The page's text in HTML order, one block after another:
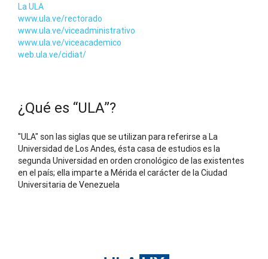
La ULA
www.ula.ve/rectorado
www.ula.ve/viceadministrativo
www.ula.ve/viceacademico
web.ula.ve/cidiat/
¿Qué es “ULA”?
"ULA" son las siglas que se utilizan para referirse a La
Universidad de Los Andes, ésta casa de estudios es la
segunda Universidad en orden cronológico de las existentes
en el país; ella imparte a Mérida el carácter de la Ciudad
Universitaria de Venezuela